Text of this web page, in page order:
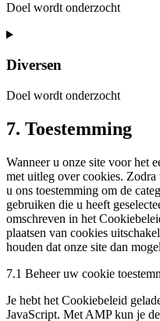
Doel wordt onderzocht
Consent
service
Diversen
Doel wordt onderzocht
Consent
to
diversen
7. Toestemming
Wanneer u onze site voor het
met uitleg over cookies. Zodra
u ons toestemming om de
gebruiken die u heeft
omschreven in het
plaatsen van cookies
houden dat onze site dan
7.1 Beheer uw cookie
Je hebt het Cookiebeleid
JavaScript. Met AMP kun je